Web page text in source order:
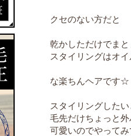
クセのない方だと
乾かしただけでま
スタイリングはオ
な楽ちんヘアです☆
スタイリングした
毛先だけちょっと
可愛いのでやって